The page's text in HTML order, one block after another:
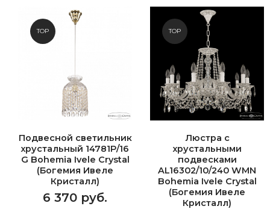
TOP
Подвесной светильник
хрустальный 14781P/16
G Bohemia Ivele Crystal
(Богемия Ивеле
Кристалл)
6 370 руб.
TOP
Люстра с
хрустальными
подвесками
AL16302/10/240 WMN
Bohemia Ivele Crystal
(Богемия Ивеле
Кристалл)